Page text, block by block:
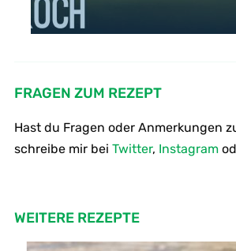
FRAGEN ZUM REZEPT
Hast du Fragen oder Anmerkungen
schreibe mir bei Twitter, Instagram
WEITERE REZEPTE